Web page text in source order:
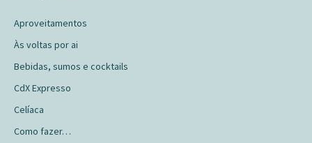
Aproveitamentos
Às voltas por ai
Bebidas, sumos e cocktails
CdX Expresso
Celíaca
Como fazer…